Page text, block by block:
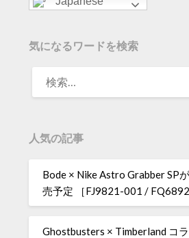
気になるワードを検索
人気の記事
Bode × Nike Astro Grabber SP
売予定 ［FJ9821-001 /
Ghostbusters × Timberland コ